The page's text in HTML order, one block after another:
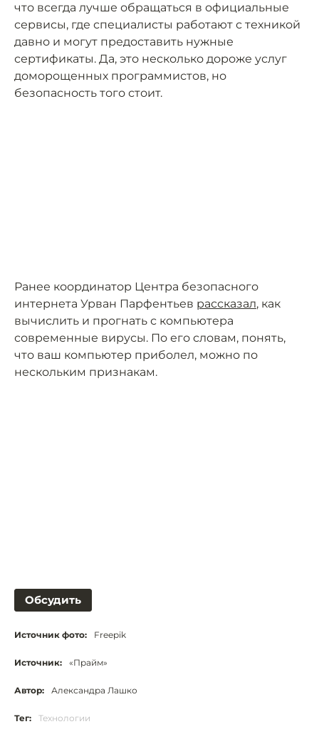
что всегда лучше обращаться в официальные
сервисы, где специалисты работают с техникой
давно и могут предоставить нужные
сертификаты. Да, это несколько дороже услуг
доморощенных программистов, но
безопасность того стоит.
Ранее координатор Центра безопасного
интернета Урван Парфентьев рассказал, как
вычислить и прогнать с компьютера
современные вирусы. По его словам, понять,
что ваш компьютер приболел, можно по
нескольким признакам.
Обсудить
Источник фото: Freepik
Источник: «Прайм»
Автор: Александра Лашко
Тег: Технологии